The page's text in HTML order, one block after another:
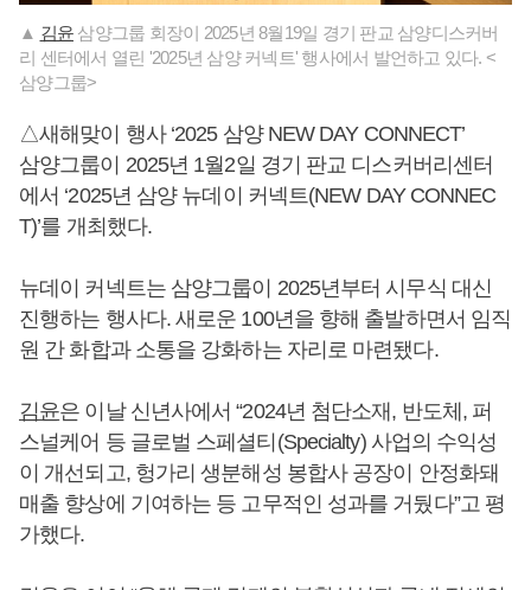
▲ 김윤 삼양그룹 회장이 2025년 8월19일 경기 판교 삼양디스커버
리 센터에서 열린 '2025년 삼양 커넥트' 행사에서 발언하고 있다. <
삼양그룹>
△새해맞이 행사 ‘2025 삼양 NEW DAY CONNECT’
삼양그룹이 2025년 1월2일 경기 판교 디스커버리센터
에서 ‘2025년 삼양 뉴데이 커넥트(NEW DAY CONNEC
T)’를 개최했다.
뉴데이 커넥트는 삼양그룹이 2025년부터 시무식 대신
진행하는 행사다. 새로운 100년을 향해 출발하면서 임직
원 간 화합과 소통을 강화하는 자리로 마련됐다.
김윤은 이날 신년사에서 “2024년 첨단소재, 반도체, 퍼
스널케어 등 글로벌 스페셜티(Specialty) 사업의 수익성
이 개선되고, 헝가리 생분해성 봉합사 공장이 안정화돼
매출 향상에 기여하는 등 고무적인 성과를 거뒀다”고 평
가했다.